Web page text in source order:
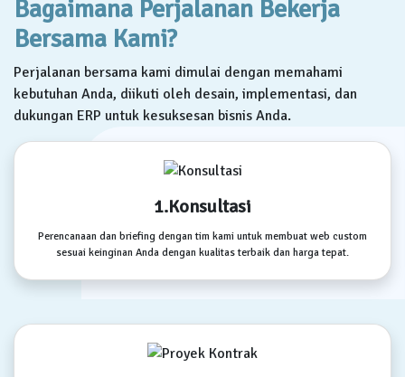
Bagaimana Perjalanan Bekerja
Bersama Kami?
Perjalanan bersama kami dimulai dengan memahami
kebutuhan Anda, diikuti oleh desain, implementasi, dan
dukungan ERP untuk kesuksesan bisnis Anda.
1.Konsultasi
Perencanaan dan briefing dengan tim kami untuk membuat web custom
sesuai keinginan Anda dengan kualitas terbaik dan harga tepat.